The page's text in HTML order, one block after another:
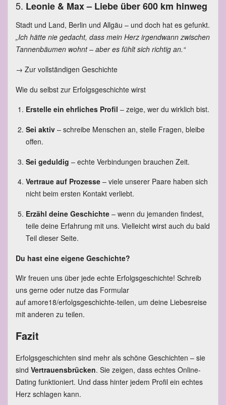
5. Leonie & Max – Liebe über 600 km hinweg
Stadt und Land, Berlin und Allgäu – und doch hat es gefunkt.
„Ich hätte nie gedacht, dass mein Herz irgendwann zwischen
Tannenbäumen wohnt – aber es fühlt sich richtig an.“
→ Zur vollständigen Geschichte
Wie du selbst zur Erfolgsgeschichte wirst
Erstelle ein ehrliches Profil – zeige, wer du wirklich bist.
Sei aktiv – schreibe Menschen an, stelle Fragen, bleibe
offen.
Sei geduldig – echte Verbindungen brauchen Zeit.
Vertraue auf Prozesse – viele unserer Paare haben sich
nicht beim ersten Kontakt verliebt.
Erzähl deine Geschichte – wenn du jemanden findest,
teile deine Erfahrung mit uns. Vielleicht wirst auch du bald
Teil dieser Seite.
Du hast eine eigene Geschichte?
Wir freuen uns über jede echte Erfolgsgeschichte! Schreib
uns gerne oder nutze das Formular
auf amore18/erfolgsgeschichte-teilen, um deine Liebesreise
mit anderen zu teilen.
Fazit
Erfolgsgeschichten sind mehr als schöne Geschichten – sie
sind Vertrauensbrücken. Sie zeigen, dass echtes Online-
Dating funktioniert. Und dass hinter jedem Profil ein echtes
Herz schlagen kann.